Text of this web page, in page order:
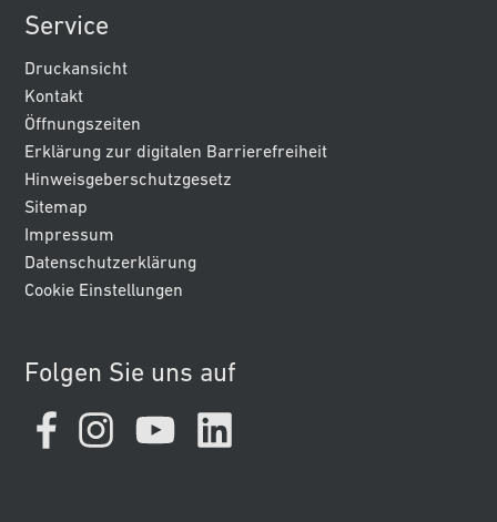
Service
Druckansicht
Kontakt
Öffnungszeiten
Erklärung zur digitalen Barrierefreiheit
Hinweisgeberschutzgesetz
Sitemap
Impressum
Datenschutzerklärung
Cookie Einstellungen
Folgen Sie uns auf